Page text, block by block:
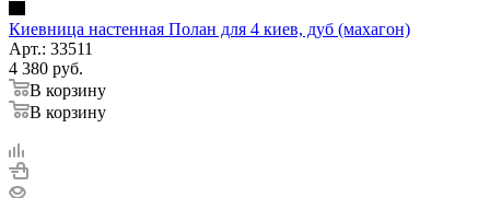
Киевница настенная Полан для 4 киев, дуб (махагон)
Арт.: 33511
4 380 руб.
В корзину
В корзину